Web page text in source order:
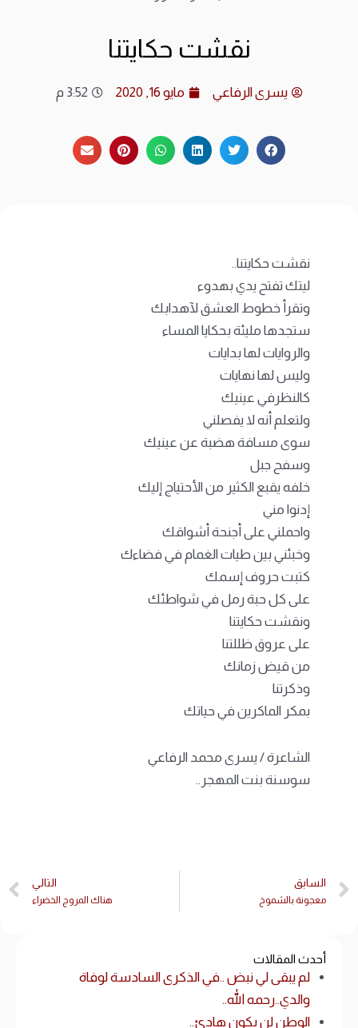
نقشت حكايتنا
يسرى الرفاعي مايو 16, 2020 3:52 م
أحدث المقالات
لم يبقى لي نبض ..في الذكرى السادسة لوفاة
والدي..رحمه الله..
الوطن لن بكون هادئ..
نقشت حكايتنا..
ليتك تفتح يدي بهدوء
وتقرأ خطوط العشق لآهدابك
ستجدها مليئة بحكايا المساء
والروايات لها بدايات
وليس لها نهايات
كالنظرفي عينيك
ولتعلم أنه لا يفصلني
سوى مسافة هضبة عن عينيك
وسفح جبل
خلفه يقبع الكثير من الأحتياج إليك
إدنوا مني
واحملني على أجنحة أشواقك
وخبئني بين طيات الغمام في فضاءك
كتبت حروف إسمك
على كل حبة رمل في شواطئك
ونقشت حكايتنا
على عروق ظللتنا
من قيض زمانك
وذكرتنا
بمكر الماكرين في حياتك
الشاعرة / يسرى محمد الرفاعي
سوسنة بنت المهجر..
السابق
معجونة بالشموخ
التالي
هناك المروج الخضراء